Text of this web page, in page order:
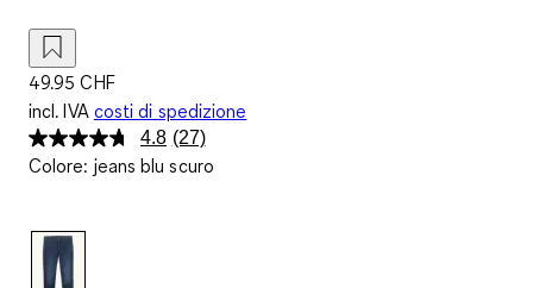
49.95 CHF
incl. IVA costi di spedizione
4.8 Leggi
27
(27)
Colore: jeans blu scuro